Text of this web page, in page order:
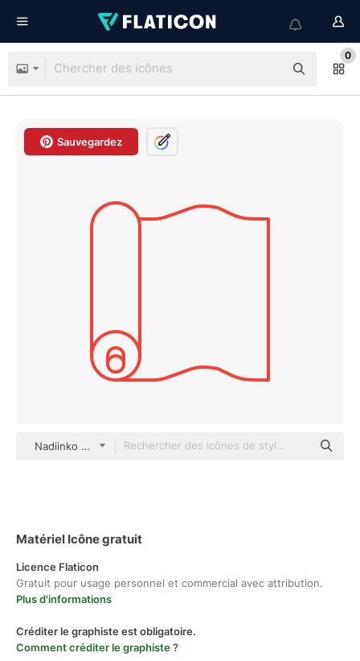
0
Sauvegardez
Nadiinko outline
Matériel Icône gratuit
Licence Flaticon
Gratuit pour usage personnel et commercial avec attribution.
Plus d'informations
Créditer le graphiste est obligatoire.
Comment créditer le graphiste ?